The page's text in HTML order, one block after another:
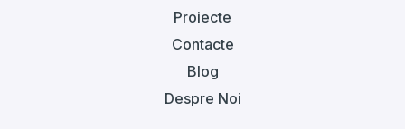
Proiecte
Contacte
Blog
Despre Noi